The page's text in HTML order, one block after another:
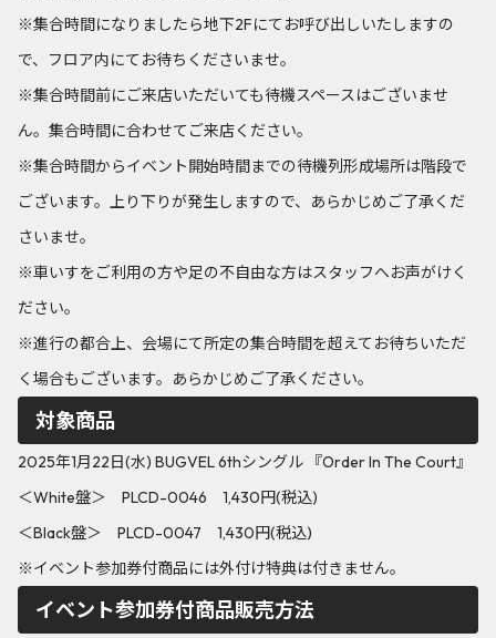
※集合時間になりましたら地下2Fにてお呼び出しいたしますの
で、フロア内にてお待ちくださいませ。
※集合時間前にご来店いただいても待機スペースはございませ
ん。集合時間に合わせてご来店ください。
※集合時間からイベント開始時間までの待機列形成場所は階段で
ございます。上り下りが発生しますので、あらかじめご了承くだ
さいませ。
※車いすをご利用の方や足の不自由な方はスタッフへお声がけく
ださい。
※進行の都合上、会場にて所定の集合時間を超えてお待ちいただ
く場合もございます。あらかじめご了承ください。
対象商品
2025年1月22日(水) BUGVEL 6thシングル 『Order In The Court』
＜White盤＞ PLCD-0046 1,430円(税込)
＜Black盤＞ PLCD-0047 1,430円(税込)
※イベント参加券付商品には外付け特典は付きません。
イベント参加券付商品販売方法